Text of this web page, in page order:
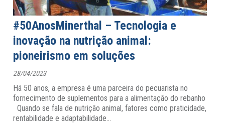
#50AnosMinerthal – Tecnologia e
inovação na nutrição animal:
pioneirismo em soluções
28/04/2023
Há 50 anos, a empresa é uma parceira do pecuarista no
fornecimento de suplementos para a alimentação do rebanho
Quando se fala de nutrição animal, fatores como praticidade,
rentabilidade e adaptabilidade…